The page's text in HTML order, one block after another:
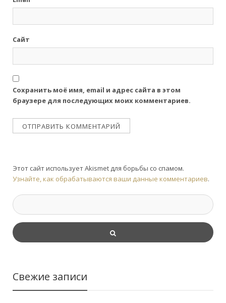
Сайт
Сохранить моё имя, email и адрес сайта в этом
браузере для последующих моих комментариев.
Этот сайт использует Akismet для борьбы со спамом.
Узнайте, как обрабатываются ваши данные комментариев.
Свежие записи